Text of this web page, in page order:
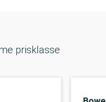
prisklasse